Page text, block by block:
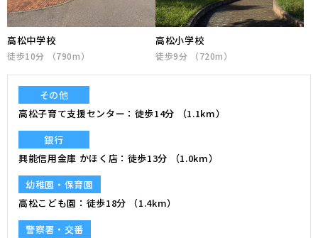
高松中学校
徒歩10分 （790m）
高松小学校
徒歩9分 （720m）
その他
高松子育て支援センター
徒歩14分 （1.1km）
銀行
興能信用金庫 かほく店
徒歩13分 （1.0km）
幼稚園・保育園
高松こども園
徒歩18分 （1.4km）
警察署・交番